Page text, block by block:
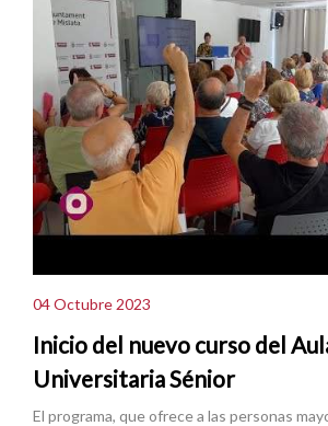
04 Octubre 2023
Inicio del nuevo curso del
Universitaria Sénior
El programa, que ofrece a las personas